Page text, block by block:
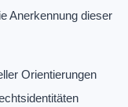
Anerkennung dieser
Orientierungen